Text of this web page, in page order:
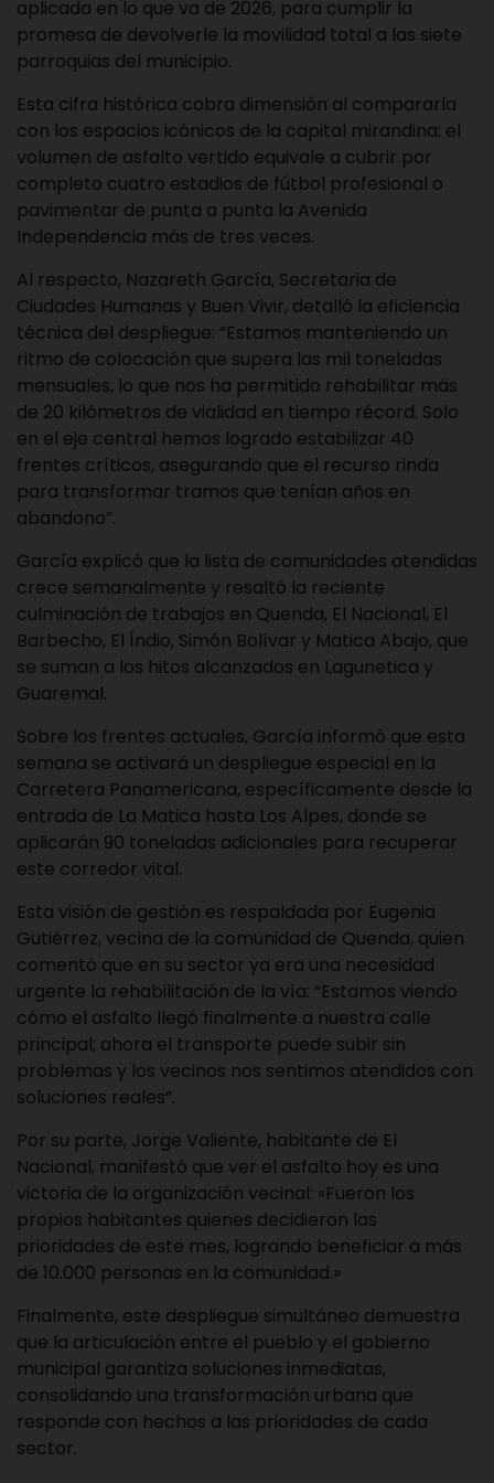
aplicada en lo que va de 2026, para cumplir la
promesa de devolverle la movilidad total a las siete
parroquias del municipio.
Esta cifra histórica cobra dimensión al compararla
con los espacios icónicos de la capital mirandina: el
volumen de asfalto vertido equivale a cubrir por
completo cuatro estadios de fútbol profesional o
pavimentar de punta a punta la Avenida
Independencia más de tres veces.
Al respecto, Nazareth García, Secretaria de
Ciudades Humanas y Buen Vivir, detalló la eficiencia
técnica del despliegue: “Estamos manteniendo un
ritmo de colocación que supera las mil toneladas
mensuales, lo que nos ha permitido rehabilitar más
de 20 kilómetros de vialidad en tiempo récord. Solo
en el eje central hemos logrado estabilizar 40
frentes críticos, asegurando que el recurso rinda
para transformar tramos que tenían años en
abandono”.
García explicó que la lista de comunidades atendidas
crece semanalmente y resaltó la reciente
culminación de trabajos en Quenda, El Nacional, El
Barbecho, El Índio, Simón Bolívar y Matica Abajo, que
se suman a los hitos alcanzados en Lagunetica y
Guaremal.
Sobre los frentes actuales, García informó que esta
semana se activará un despliegue especial en la
Carretera Panamericana, específicamente desde la
entrada de La Matica hasta Los Alpes, donde se
aplicarán 90 toneladas adicionales para recuperar
este corredor vital.
Esta visión de gestión es respaldada por Eugenia
Gutiérrez, vecina de la comunidad de Quenda, quien
comentó que en su sector ya era una necesidad
urgente la rehabilitación de la vía: “Estamos viendo
cómo el asfalto llegó finalmente a nuestra calle
principal; ahora el transporte puede subir sin
problemas y los vecinos nos sentimos atendidos con
soluciones reales”.
Por su parte, Jorge Valiente, habitante de El
Nacional, manifestó que ver el asfalto hoy es una
victoria de la organización vecinal: «Fueron los
propios habitantes quienes decidieron las
prioridades de este mes, logrando beneficiar a más
de 10.000 personas en la comunidad.»
Finalmente, este despliegue simultáneo demuestra
que la articulación entre el pueblo y el gobierno
municipal garantiza soluciones inmediatas,
consolidando una transformación urbana que
responde con hechos a las prioridades de cada
sector.